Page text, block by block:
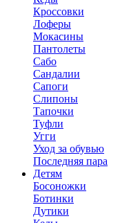
Кроссовки
Лоферы
Мокасины
Пантолеты
Сабо
Сандалии
Сапоги
Слипоны
Тапочки
Туфли
Угги
Уход за обувью
Последняя пара
Детям
Босоножки
Ботинки
Дутики